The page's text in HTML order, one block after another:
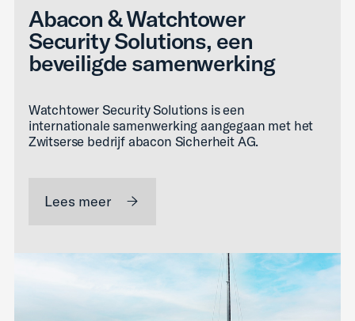
Abacon & Watchtower
Security Solutions, een
beveiligde samenwerking
Watchtower Security Solutions is een
internationale samenwerking aangegaan met het
Zwitserse bedrijf abacon Sicherheit AG.
Lees meer